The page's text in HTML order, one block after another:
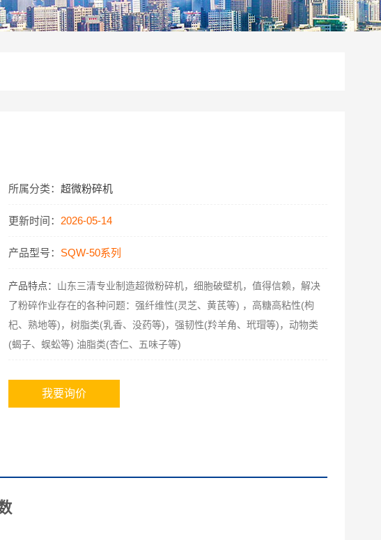
所属分类：超微粉碎机
更新时间： 2026-05-14
产品型号： SQW-50系列
产品特点： 山东三清专业制造超微粉碎机，细胞破壁机，值得信赖，解决
了粉碎作业存在的各种问题：强纤维性(灵芝、黄芪等) ，高糖高粘性(枸
杞、熟地等)，树脂类(乳香、没药等)，强韧性(羚羊角、玳瑁等)，动物类
(蝎子、蜈蚣等) 油脂类(杏仁、五味子等)
我要询价